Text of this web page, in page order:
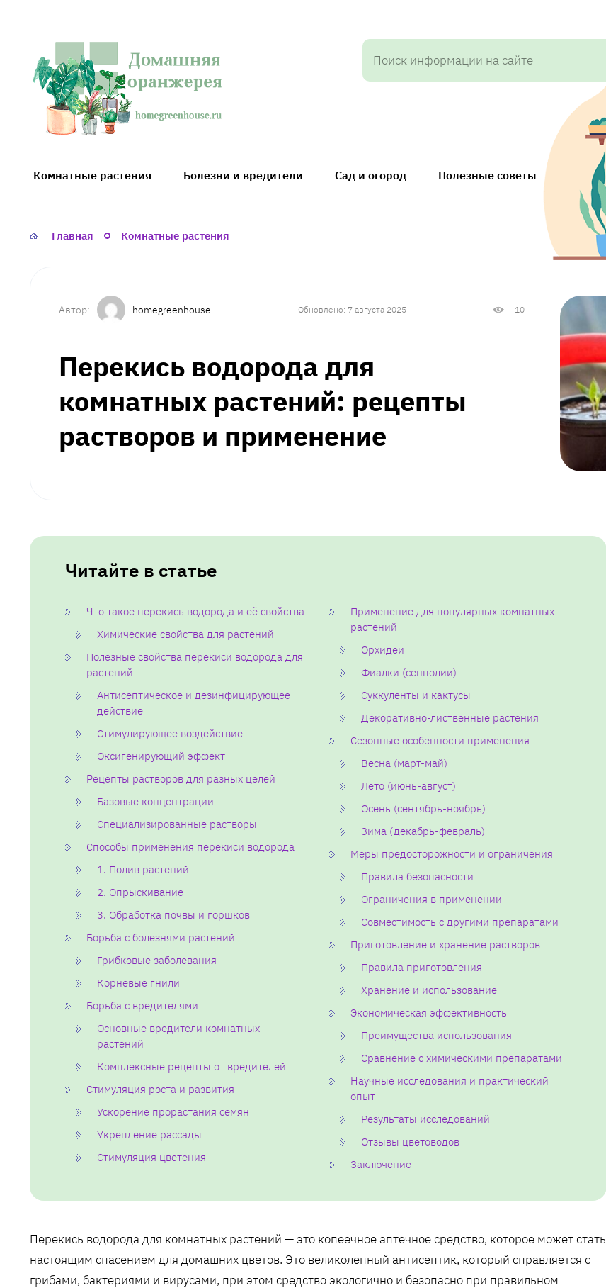
Домашняя
оранжерея
Комнатные растения Болезни и вредители Сад и огород Полезные советы
Главная Комнатные растения
homegreenhouse Обновлено: 7 августа 2025 10
Перекись водорода для
комнатных растений: рецепты
растворов и применение
Читайте в статье
Что такое перекись водорода и её свойства
Химические свойства для растений
Полезные свойства перекиси водорода для
растений
Антисептическое и дезинфицирующее
действие
Стимулирующее воздействие
Оксигенирующий эффект
Рецепты растворов для разных целей
Базовые концентрации
Специализированные растворы
Способы применения перекиси водорода
1. Полив растений
2. Опрыскивание
3. Обработка почвы и горшков
Борьба с болезнями растений
Грибковые заболевания
Корневые гнили
Борьба с вредителями
Основные вредители комнатных
растений
Комплексные рецепты от вредителей
Стимуляция роста и развития
Ускорение прорастания семян
Укрепление рассады
Стимуляция цветения
Применение для популярных комнатных
растений
Орхидеи
Фиалки (сенполии)
Суккуленты и кактусы
Декоративно-лиственные растения
Сезонные особенности применения
Весна (март-май)
Лето (июнь-август)
Осень (сентябрь-ноябрь)
Зима (декабрь-февраль)
Меры предосторожности и ограничения
Правила безопасности
Ограничения в применении
Совместимость с другими препаратами
Приготовление и хранение растворов
Правила приготовления
Хранение и использование
Экономическая эффективность
Преимущества использования
Сравнение с химическими препаратами
Научные исследования и практический
опыт
Результаты исследований
Отзывы цветоводов
Заключение
Перекись водорода для комнатных растений — это копеечное аптечное средство, которое может стать
настоящим спасением для домашних цветов. Это великолепный антисептик, который справляется с
грибами, бактериями и вирусами, при этом средство экологично и безопасно при правильном